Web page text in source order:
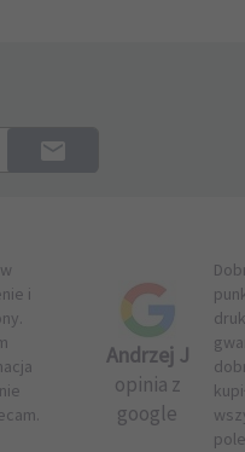
i
Andrzej J
opinia z
google